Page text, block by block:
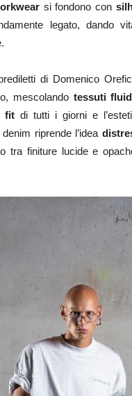
si fondono con
legato, dando
di Domenico
mescolando tessuti
fit di tutti i giorni e
riprende l’idea
tra finiture lucide e